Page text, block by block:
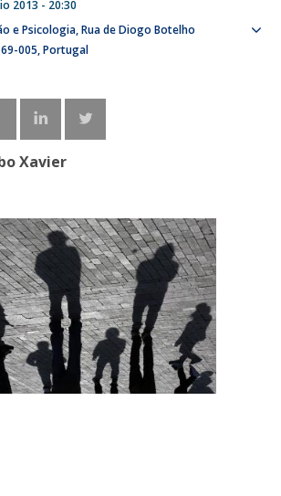
2013 - 20:30
e Psicologia Rua de Diogo Botelho
005 Portugal
Xavier